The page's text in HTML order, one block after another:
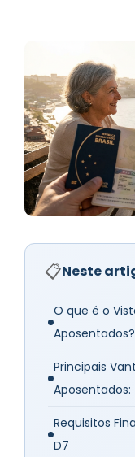
📋Neste
O que é o
Aposentados?
Principais
Aposentados:
Requisitos
D7